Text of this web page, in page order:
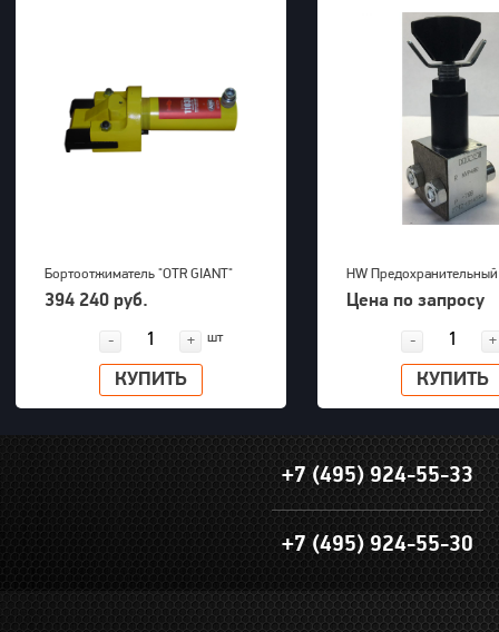
Бортоотжиматель "OTR GIANT"
(39-63") для 5-ти составных
394 240 руб.
- + шт
КУПИТЬ
HW
MVP 4 AR-700
Цена по запросу
- +
КУПИТЬ
+7 (495) 924-55-33
+7 (495) 924-55-30